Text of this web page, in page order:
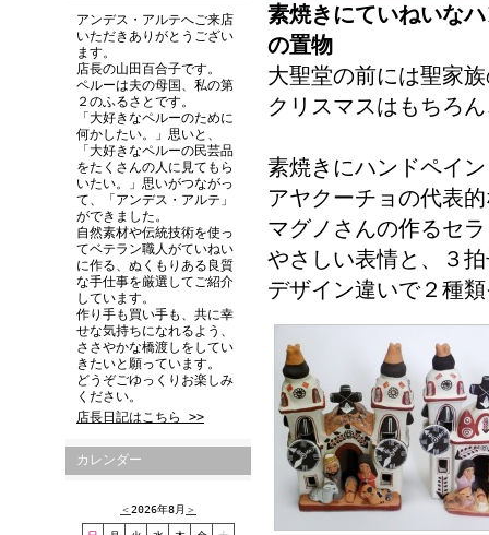
アンデス・アルテへご来店
いただきありがとうござい
ます。
店長の山田百合子です。
ペルーは夫の母国、私の第
２のふるさとです。
「大好きなペルーのために
何かしたい。」思いと、
「大好きなペルーの民芸品
をたくさんの人に見てもら
いたい。」思いがつながっ
て、「アンデス・アルテ」
ができました。
自然素材や伝統技術を使っ
てベテラン職人がていねい
に作る、ぬくもりある良質
な手仕事を厳選してご紹介
しています。
作り手も買い手も、共に幸
せな気持ちになれるよう、
ささやかな橋渡しをしてい
きたいと願っています。
どうぞごゆっくりお楽しみ
ください。
店長日記はこちら >>
カレンダー
＜2026年8月 ＞
素焼きにていねいな
の置物
大聖堂の前には聖家
クリスマスはもちろ
素焼きにハンドペイ
アヤクーチョの代表
マグノさんの作るセ
やさしい表情と、３
デザイン違いで２種